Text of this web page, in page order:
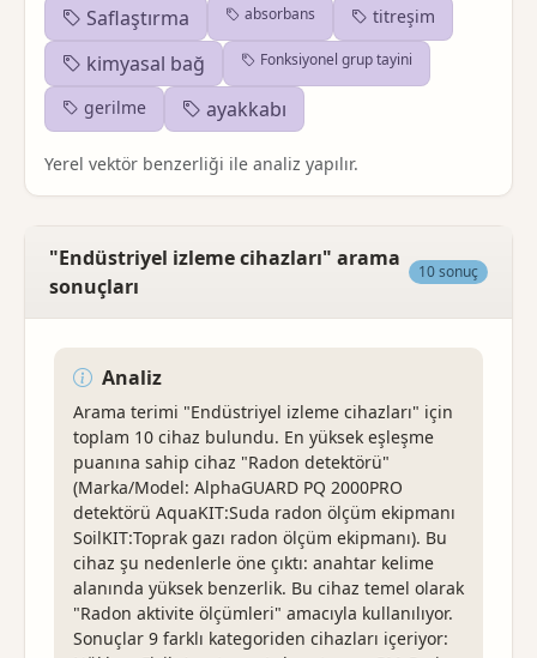
Saflaştırma absorbans titreşim
kimyasal bağ Fonksiyonel grup tayini
gerilme ayakkabı
Yerel vektör benzerliği ile analiz yapılır.
"Endüstriyel izleme cihazları" arama
sonuçları
10 sonuç
Analiz
Arama terimi "Endüstriyel izleme cihazları" için
toplam 10 cihaz bulundu. En yüksek eşleşme
puanına sahip cihaz "Radon detektörü"
(Marka/Model: AlphaGUARD PQ 2000PRO
detektörü AquaKIT:Suda radon ölçüm ekipmanı
SoilKIT:Toprak gazı radon ölçüm ekipmanı). Bu
cihaz şu nedenlerle öne çıktı: anahtar kelime
alanında yüksek benzerlik. Bu cihaz temel olarak
"Radon aktivite ölçümleri" amacıyla kullanılıyor.
Sonuçlar 9 farklı kategoriden cihazları içeriyor: